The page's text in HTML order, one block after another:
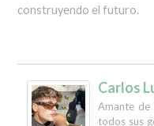
construyendo el futuro.
Carlos
Amante de
todos sus